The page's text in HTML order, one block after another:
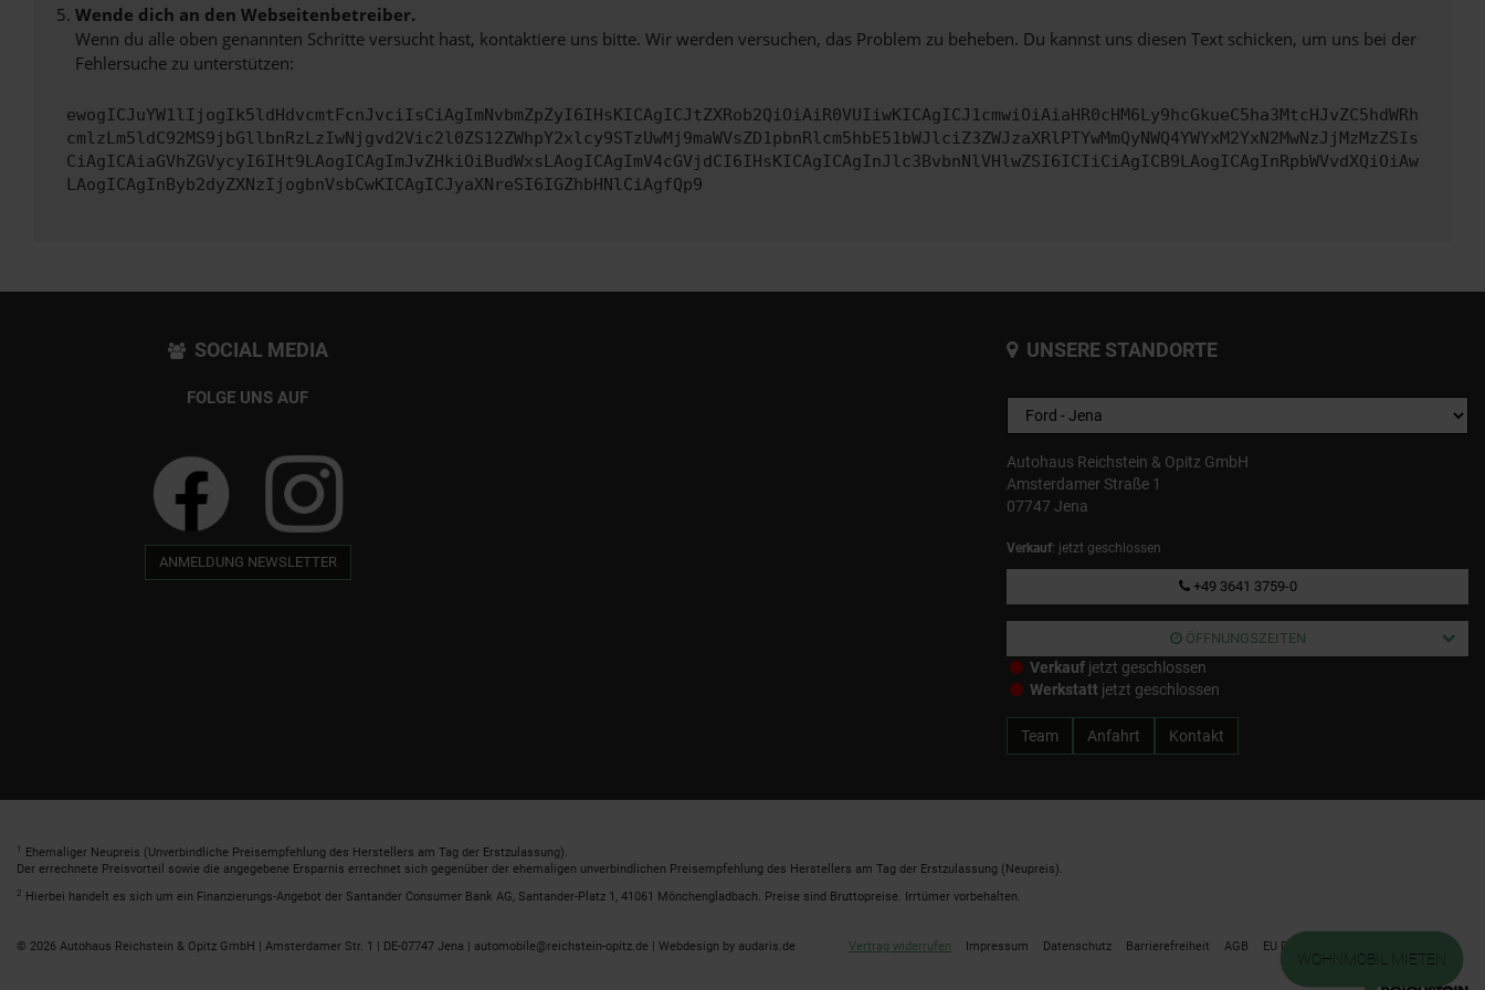
Wende dich an den Webseitenbetreiber.
Wenn du alle oben genannten Schritte versucht hast, kontaktiere uns bitte. Wir werden versuchen, das Problem zu beheben. Du kannst uns diesen Text schicken, um uns bei der
Fehlersuche zu unterstützen:
ewogICJuYW1lIjogIk5ldHdvcmtFcnJvciIsCiAgImNvbmZpZyI6IHsKICAgICJtZXRob2QiOiAiR0VUIiwKICAgICJ1cmwiOiAiaHR0cHM6Ly9hcGkueC5ha3MtcHJvZC5hdWRh
cmlzLm5ldC92MS9jbGllbnRzLzIwNjgvd2Vic2l0ZS12ZWhpY2xlcy9STzUwMj9maWVsZD1pbnRlcm5hbE51bWJlciZ3ZWJzaXRlPTYwMmQyNWQ4YWYxM2YxN2MwNzJjMzMzZSIs
CiAgICAiaGVhZGVycyI6IHt9LAogICAgImJvZHkiOiBudWxsLAogICAgImV4cGVjdCI6IHsKICAgICAgInJlc3BvbnNlVHlwZSI6ICIiCiAgICB9LAogICAgInRpbWVvdXQiOiAw
LAogICAgInByb2dyZXNzIjogbnVsbCwKICAgICJyaXNreSI6IGZhbHNlCiAgfQp9
SOCIAL MEDIA
FOLGE UNS AUF
ANMELDUNG NEWSLETTER
UNSERE STANDORTE
Autohaus Reichstein & Opitz GmbH
Amsterdamer Straße 1
07747 Jena
Verkauf: jetzt geschlossen
+49 3641 3759-0
ÖFFNUNGSZEITEN
Verkauf jetzt geschlossen
Werkstatt jetzt geschlossen
Team Anfahrt Kontakt
1 Ehemaliger Neupreis (Unverbindliche Preisempfehlung des Herstellers am Tag der Erstzulassung).
Der errechnete Preisvorteil sowie die angegebene Ersparnis errechnet sich gegenüber der ehemaligen unverbindlichen Preisempfehlung des Herstellers am Tag der Erstzulassung (Neupreis).
2 Hierbei handelt es sich um ein Finanzierungs-Angebot der Santander Consumer Bank AG, Santander-Platz 1, 41061 Mönchengladbach. Preise sind Bruttopreise. Irrtümer vorbehalten.
Vertrag widerrufen Impressum Datenschutz Barrierefreiheit AGB EU Data Act Cookie Einstellungen
© 2026 Autohaus Reichstein & Opitz GmbH | Amsterdamer Str. 1 | DE-07747 Jena | automobile@reichstein-opitz.de | Webdesign by audaris.de
WOHNMOBIL MIETEN